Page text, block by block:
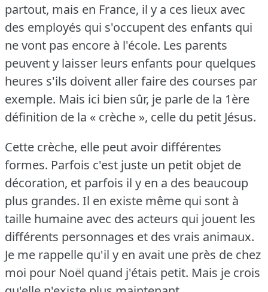
partout, mais en France, il y a ces lieux avec
des employés qui s'occupent des enfants qui
ne vont pas encore à l'école. Les parents
peuvent y laisser leurs enfants pour quelques
heures s'ils doivent aller faire des courses par
exemple. Mais ici bien sûr, je parle de la 1ère
définition de la « crèche », celle du petit Jésus.
Cette crèche, elle peut avoir différentes
formes. Parfois c'est juste un petit objet de
décoration, et parfois il y en a des beaucoup
plus grandes. Il en existe même qui sont à
taille humaine avec des acteurs qui jouent les
différents personnages et des vrais animaux.
Je me rappelle qu'il y en avait une près de chez
moi pour Noël quand j'étais petit. Mais je crois